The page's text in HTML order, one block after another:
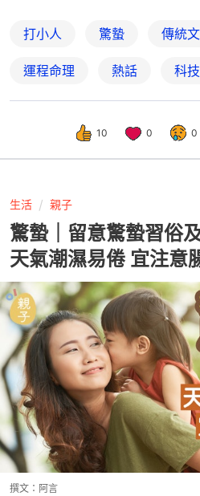
打小人 驚蟄 傳統
運程命理 熱話 科
10 0 0
生活 親子
驚蟄｜留意驚蟄習俗
天氣潮濕易倦 宜注意
撰文： 阿言